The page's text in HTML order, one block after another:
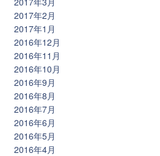
2017年2月
2017年1月
2016年12月
2016年11月
2016年10月
2016年9月
2016年8月
2016年7月
2016年6月
2016年5月
2016年4月